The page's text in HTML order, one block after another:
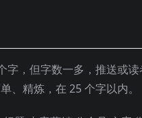
，但字数一多，推送或
、精炼，在 25 个字以内。